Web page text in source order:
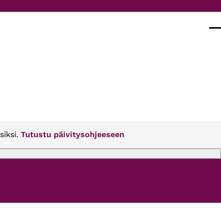
Tutustu päivitysohjeeseen